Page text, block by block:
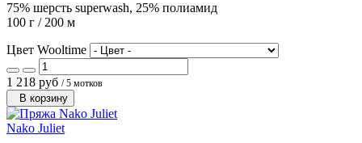
75% шерсть superwash, 25% полиамид
100 г / 200 м
Цвет Wooltime
1 218 руб / 5 мотков
В корзину
Nako Juliet